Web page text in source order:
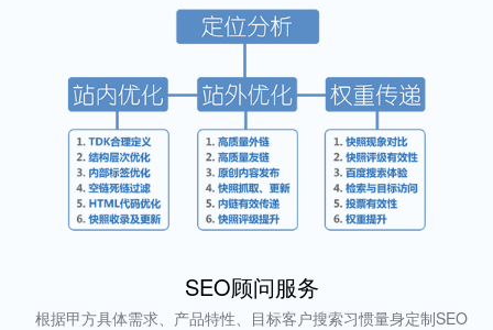
SEO顾问服务
根据甲方具体需求、产品特性、目标客户搜索习惯量身定制SEO